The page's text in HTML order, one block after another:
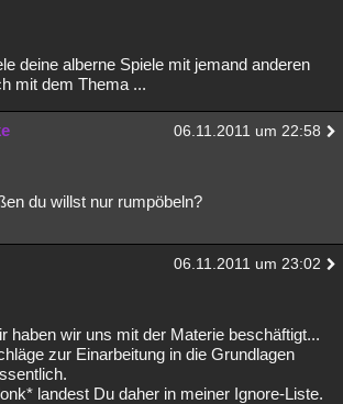
deine alberne Spiele mit jemand anderen
mit dem Thema ...
06.11.2011 um 22:58
du willst nur rumpöbeln?
06.11.2011 um 23:02
haben wir uns mit der Materie beschäftigt...
zur Einarbeitung in die Grundlagen
landest Du daher in meiner Ignore-Liste.